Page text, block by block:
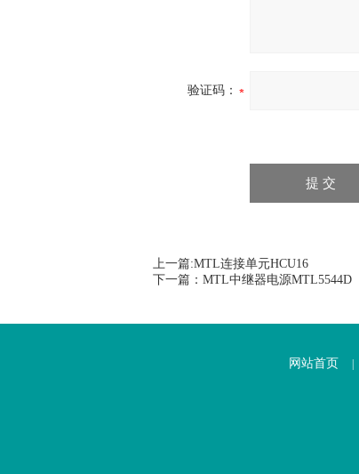
验证码：
上一篇:MTL连接单元HCU16
下一篇： MTL中继器电源MTL5544D
网站首页